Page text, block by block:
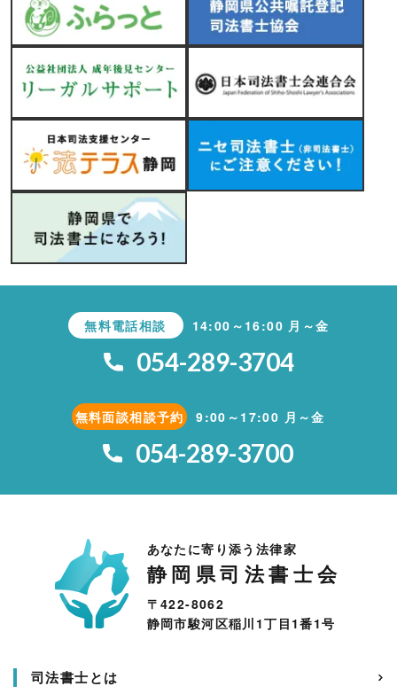
無料電話相談 14:00～16:00 月～金
054-289-3704
無料面談相談予約 9:00～17:00 月～金
054-289-3700
あなたに寄り添う法律家
静岡県司法書士会
〒422-8062
静岡市駿河区稲川1丁目1番1号
司法書士とは